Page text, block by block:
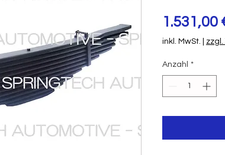
1.531,00
inkl. MwSt.
Anzahl *